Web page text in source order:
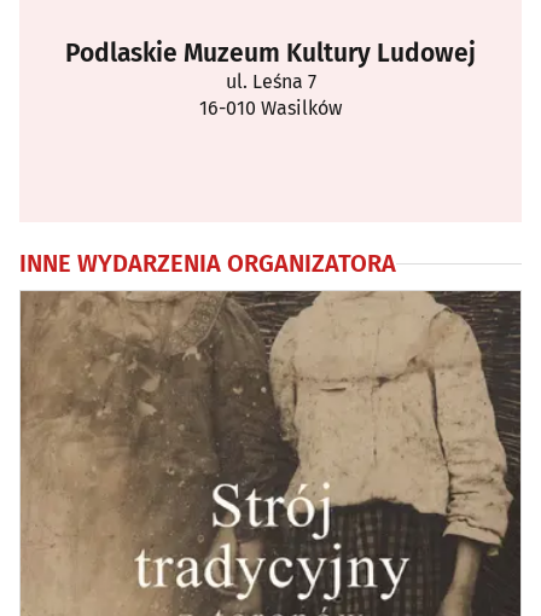
Podlaskie Muzeum Kultury Ludowej
ul. Leśna 7
16-010 Wasilków
INNE WYDARZENIA ORGANIZATORA